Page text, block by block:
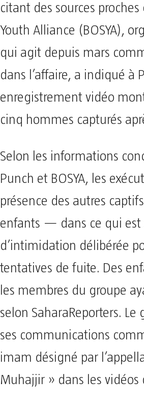
citant des sources
Youth Alliance (BOSYA),
qui agit depuis mars
dans l’affaire, a indiqué à
enregistrement vidéo
cinq hommes capturés
Selon les informations
Punch et BOSYA, les
présence des autres
enfants — dans ce qui
d’intimidation délibérée
tentatives de fuite. Des
les membres du groupe
selon SaharaReporters.
ses communications
imam désigné par
Muhajjir » dans les vidéos